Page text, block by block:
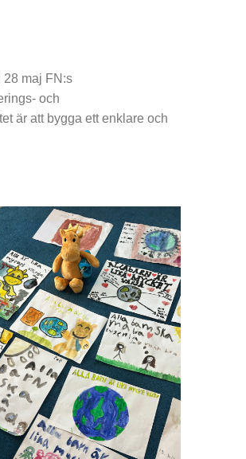
28 maj FN:s
och
är att bygga ett enklare och